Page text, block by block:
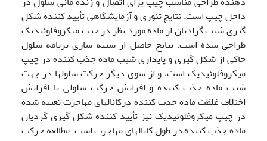
داخل چیپ است. نتایج تئوری و آزمایشگاهی تأیید کننده شکل
گیری شیب گرادیان از ماده مورد نظر در چیپ میکروفلوئیدیک
طراحی شده است. نتایج حاصل از شبیه سازی برنامه سلول
حاکی از شکل گیری و پایداری شیب ماده جذب کننده در چیپ
میکروفلوئیدیک است، و از سوی دیگر حرکت سلولها در جهت
شیب ماده جذب کننده و افزایش حرکت سلولی با افزایش
اختلاف غلظت ماده جذب کننده درکانالهای مهاجرت تعبیه شده
در چیپ میکروفلوئیدیک نیز تأیید کننده شکل گیری گردیان
ماده جذب کننده در طول کانالهای مهاجرت است. مطالعه حرکت